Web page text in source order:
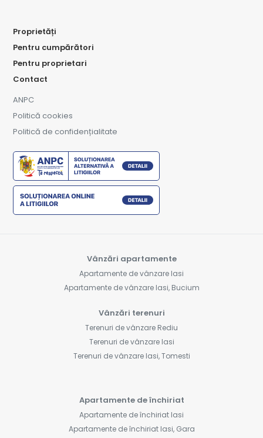
Proprietăți
Pentru cumpărători
Pentru proprietari
Contact
ANPC
Politică cookies
Politică de confidențialitate
Vânzări apartamente
Apartamente de vânzare Iasi
Apartamente de vânzare Iasi, Bucium
Vânzări terenuri
Terenuri de vânzare Rediu
Terenuri de vânzare Iasi
Terenuri de vânzare Iasi, Tomesti
Apartamente de închiriat
Apartamente de închiriat Iasi
Apartamente de închiriat Iasi, Gara